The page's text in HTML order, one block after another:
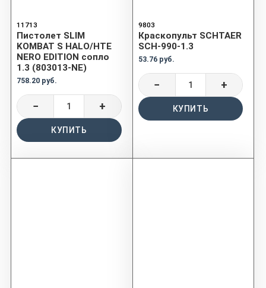
11713
Пистолет SLIM
KOMBAT S HALO/HTE
NERO EDITION сопло
1.3 (803013-NE)
758.20 руб.
− +
КУПИТЬ
9803
Краскопульт SCHTAER
SCH-990-1.3
53.76 руб.
− +
КУПИТЬ